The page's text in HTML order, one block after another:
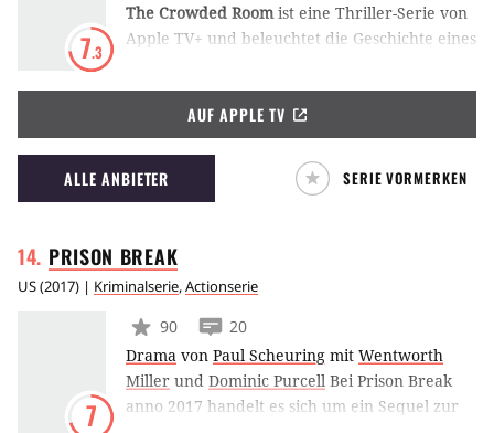
7.3
The Crowded Roomist eine Thriller-Serie von
Apple TV+ und beleuchtet die Geschichte eines
psychischen Erkrankung leidet. Tom Holland
spielt Danny Sullivan, der wegen eines
Verbrechens angeklagt wird und schließlich
erkennt, dass er multiple Persönlichkeiten hat.
AUF APPLE TV
ALLE ANBIETER SERIE VORMERKEN
PRISON BREAK
US(2017) | Kriminalserie,Actionserie
7
90
20
Drama von Paul Scheuring mit Wentworth
Miller und Dominic Purcell Bei Prison Break
anno 2017 handelt es sich um ein Sequel zur